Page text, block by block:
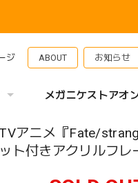
ジ ABOUT お知らせ
メガニケストアオ
アニメ『Fate/
ット付きアクリルフレ